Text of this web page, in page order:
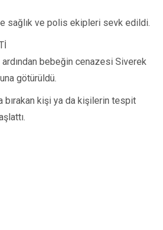
sağlık ve polis ekipleri sevk edildi.
bebeğin cenazesi Siverek
götürüldü.
bırakan kişi ya da kişilerin tespit